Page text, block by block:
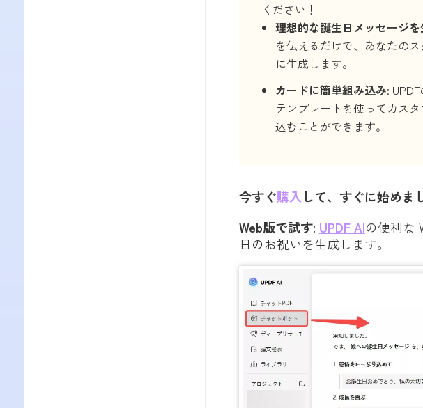
ください！
理想的な誕生日メッセージ
を伝えるだけで、あなたの
に生成します。
カードに簡単組み込み:
テンプレートを使ってカス
込むことができます。
今すぐ購入して、すぐに始めま
Web版で試す: UPDF AIの便利な
日のお祝いを生成します。